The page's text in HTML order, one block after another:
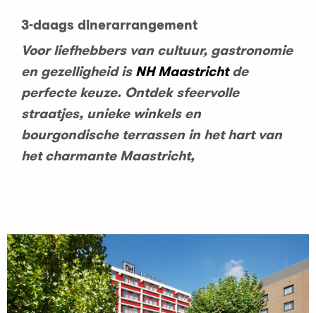
3-daags dinerarrangement
Voor liefhebbers van cultuur, gastronomie
en gezelligheid isNH Maastrichtde
perfecte keuze. Ontdek sfeervolle
straatjes, unieke winkels en
bourgondische terrassen in het hart van
het charmante Maastricht,